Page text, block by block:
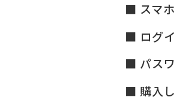
スマ
ログ
パス
購入